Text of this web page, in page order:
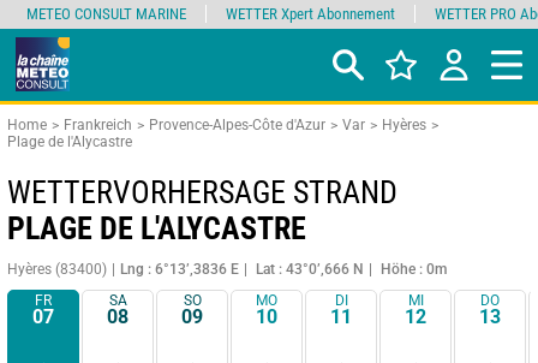
Home Frankreich Provence-Alpes-Côte d'Azur Var
Hyères
Plage de l'Alycastre
WETTERVORHERSAGE STRAND
PLAGE DE L'ALYCASTRE
Hyères (83400) Lng : 6°13’,3836 E Lat : 43°0’,666 N
Höhe : 0m
FR
07
SA
08
SO
09
MO
10
DI
11
MI
12
DO
13
METEO CONSULT MARINE WETTER Xpert Abonnement WETTER PRO